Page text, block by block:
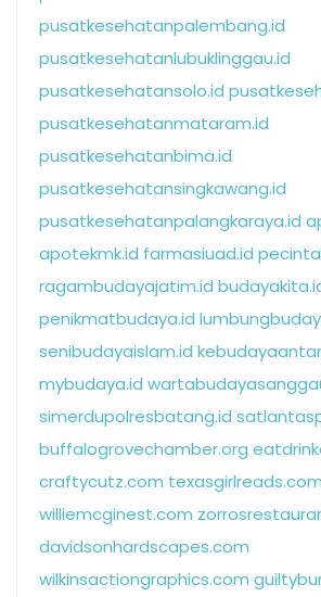
pusatkesehatanpalembang.id
pusatkesehatanlubuklinggau.id
pusatkesehatansolo.id
pusatkesehatanmataram.id
pusatkesehatanbima.id
pusatkesehatansingkawang.id
pusatkesehatanpalangkaraya.id
apotekmk.id farmasiuad.id
ragambudayajatim.id
penikmatbudaya.id
senibudayaislam.id
mybudaya.id
simerdupolresbatang.id
buffalogrovechamber.org
craftycutz.com texasgirlreads.com
williemcginest.com
davidsonhardscapes.com
wilkinsactiongraphics.com